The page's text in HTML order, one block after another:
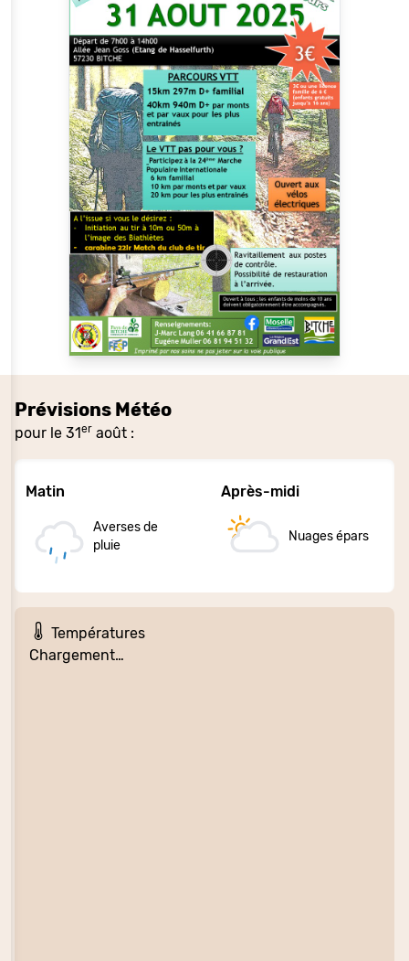
Prévisions Météo
pour le 31er août :
Matin
Averses de
pluie
Après-midi
Nuages épars
Températures
Chargement…